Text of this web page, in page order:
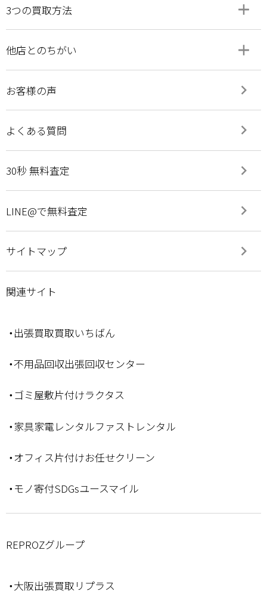
3つの買取方法 add
remove
他店とのちがい add
remove
お客様の声 keyboard_arrow_right
よくある質問 keyboard_arrow_right
30秒 無料査定 keyboard_arrow_right
LINE@で無料査定 keyboard_arrow_right
サイトマップ keyboard_arrow_right
関連サイト
・出張買取買取いちばん
・不用品回収出張回収センター
・ゴミ屋敷片付けラクタス
・家具家電レンタルファストレンタル
・オフィス片付けお任せクリーン
・モノ寄付SDGsユースマイル
REPROZグループ
・大阪出張買取リプラス